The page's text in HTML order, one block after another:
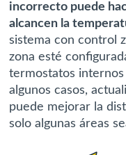
incorrecto puede
alcancen la
sistema con control
zona esté
termostatos
algunos casos,
puede mejorar la
solo algunas áreas